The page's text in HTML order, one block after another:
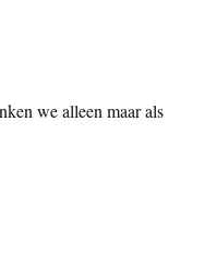
we alleen maar als